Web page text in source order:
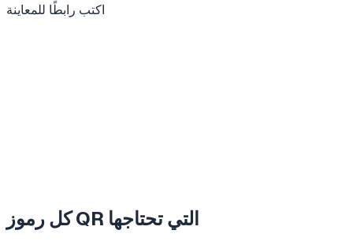
اكتب رابطًا للمعاينة
كل رموز QR التي تحتاجها